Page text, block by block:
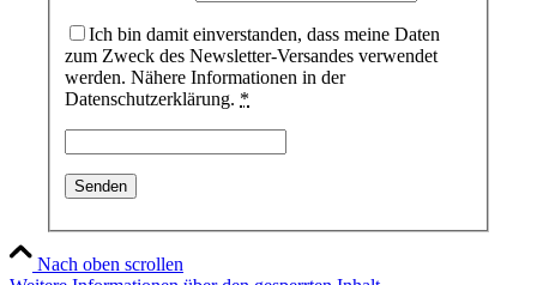
Ich bin damit einverstanden, dass meine Daten
zum Zweck des Newsletter-Versandes verwendet
werden. Nähere Informationen in der
Datenschutzerklärung. *
Nach oben scrollen